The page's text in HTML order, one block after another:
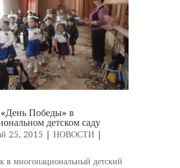
Победы» в
детском саду
25, 2015 | НОВОСТИ
в многонациональный детский